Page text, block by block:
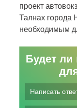
проект
Талнах города
необходимым
Будет ли
Написать